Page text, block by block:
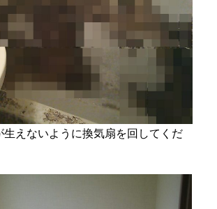
生えないように換気扇を回してくだ